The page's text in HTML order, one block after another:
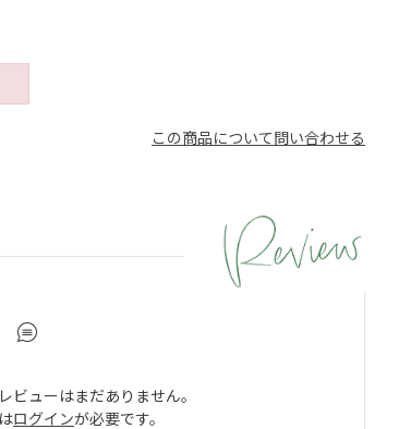
この商品について問い合わせる
ビューはまだありません。
ログインが必要です。